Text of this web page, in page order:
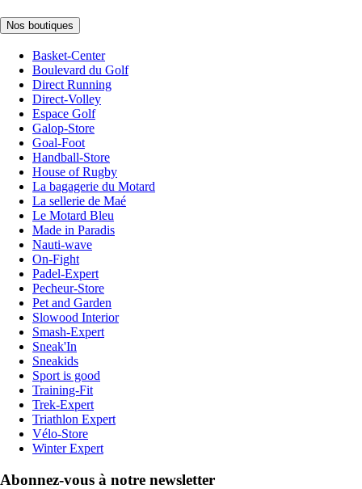
Nos boutiques
Basket-Center
Boulevard du Golf
Direct Running
Direct-Volley
Espace Golf
Galop-Store
Goal-Foot
Handball-Store
House of Rugby
La bagagerie du Motard
La sellerie de Maé
Le Motard Bleu
Made in Paradis
Nauti-wave
On-Fight
Padel-Expert
Pecheur-Store
Pet and Garden
Slowood Interior
Smash-Expert
Sneak'In
Sneakids
Sport is good
Training-Fit
Trek-Expert
Triathlon Expert
Vélo-Store
Winter Expert
Abonnez-vous à notre newsletter